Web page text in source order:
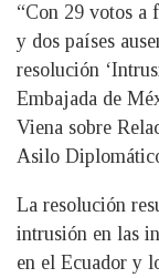
“Con 29 votos a
y dos países
resolución
Embajada de
Viena sobre
Asilo
La resolución
intrusión en las
en el Ecuador y